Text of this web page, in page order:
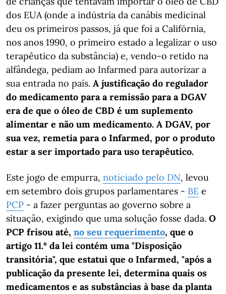
dos EUA (onde a indústria da canábis medicinal
deu os primeiros passos, já que foi a Califórnia,
nos anos 1990, o primeiro estado a legalizar o uso
terapêutico da substância) e, vendo-o retido na
alfândega, pediam ao Infarmed para autorizar a
sua entrada no país. A justificação do regulador
do medicamento para a remissão para a DGAV
era de que o óleo de CBD é um suplemento
alimentar e não um medicamento. A DGAV, por
sua vez, remetia para o Infarmed, por o produto
estar a ser importado para uso terapêutico.
Este jogo de empurra, noticiado pelo DN, levou
em setembro dois grupos parlamentares - BE e
PCP - a fazer perguntas ao governo sobre a
situação, exigindo que uma solução fosse dada. O
PCP frisou até, no seu requerimento, que o
artigo 11.º da lei contém uma "Disposição
transitória", que estatui que o Infarmed, "após a
publicação da presente lei, determina quais os
medicamentos e as substâncias à base da planta